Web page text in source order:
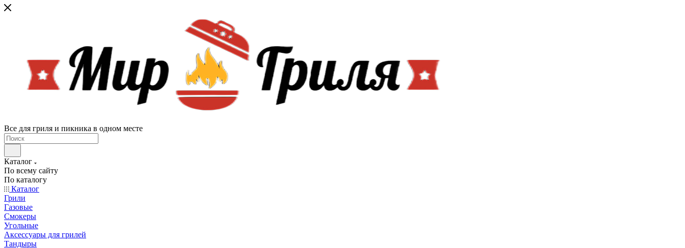
Все для гриля и пикника в одном месте
Каталог
По всему сайту
По каталогу
Каталог
Грили
Газовые
Смокеры
Угольные
Аксессуары для грилей
Тандыры